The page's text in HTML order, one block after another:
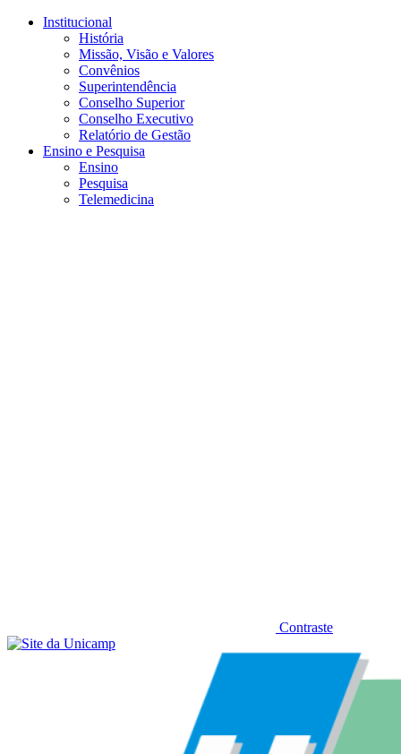
Conteúdo principal
Institucional
História
Missão, Visão e Valores
Convênios
Superintendência
Conselho Superior
Conselho Executivo
Relatório de Gestão
Ensino e Pesquisa
Ensino
Pesquisa
Telemedicina
Contraste